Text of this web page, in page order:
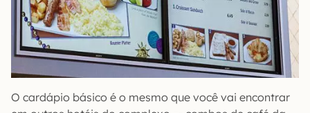
O cardápio básico é o mesmo que você vai encontrar